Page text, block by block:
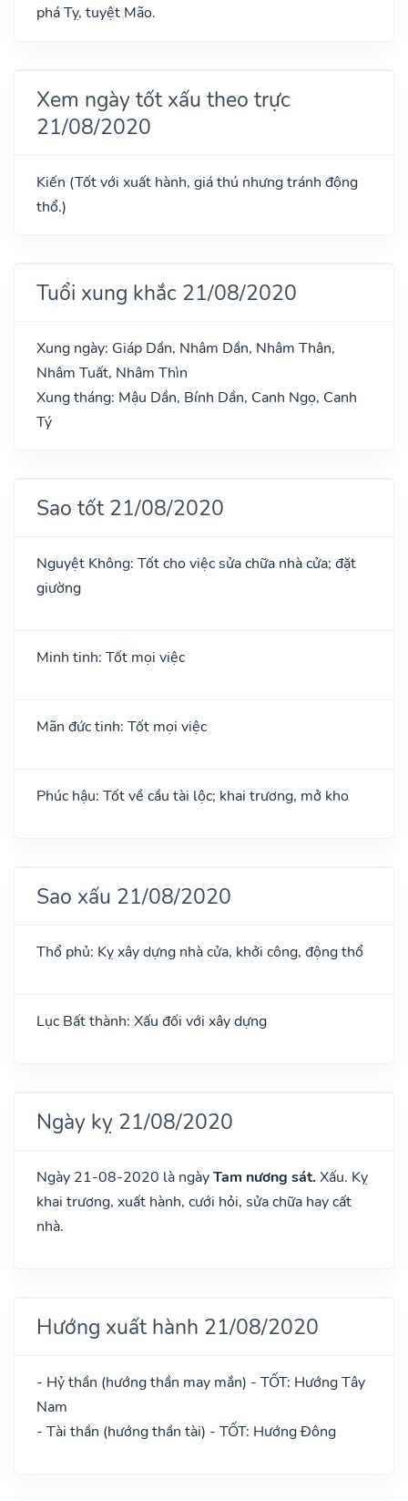
phá Tỵ, tuyệt Mão.
Xem ngày tốt xấu theo trực
21/08/2020
Kiến (Tốt với xuất hành, giá thú nhưng tránh động
thổ.)
Tuổi xung khắc 21/08/2020
Xung ngày: Giáp Dần, Nhâm Dần, Nhâm Thân,
Nhâm Tuất, Nhâm Thìn
Xung tháng: Mậu Dần, Bính Dần, Canh Ngọ, Canh
Tý
Sao tốt 21/08/2020
Nguyệt Không: Tốt cho việc sửa chữa nhà cửa; đặt
giường
Minh tinh: Tốt mọi việc
Mãn đức tinh: Tốt mọi việc
Phúc hậu: Tốt về cầu tài lộc; khai trương, mở kho
Sao xấu 21/08/2020
Thổ phủ: Kỵ xây dựng nhà cửa, khởi công, động thổ
Lục Bất thành: Xấu đối với xây dựng
Ngày kỵ 21/08/2020
Ngày 21-08-2020 là ngàyTam nương sát. Xấu. Kỵ
khai trương, xuất hành, cưới hỏi, sửa chữa hay cất
nhà.
Hướng xuất hành 21/08/2020
- Hỷ thần (hướng thần may mắn) - TỐT: Hướng Tây
Nam
- Tài thần (hướng thần tài) - TỐT: Hướng Đông